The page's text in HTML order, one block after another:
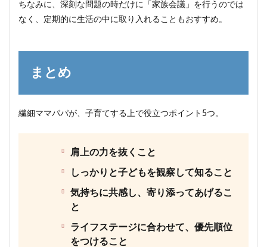
ちなみに、深刻な問題の時だけに「家族会議」を行うのでは
なく、定期的に生活の中に取り入れることもおすすめ。
まとめ
繊細ママパパが、子育てする上で役立つポイント5つ。
肩上の力を抜くこと
しっかりと子どもを観察して知ること
気持ちに共感し、寄り添ってあげるこ
と
ライフステージに合わせて、優先順位
をつけること